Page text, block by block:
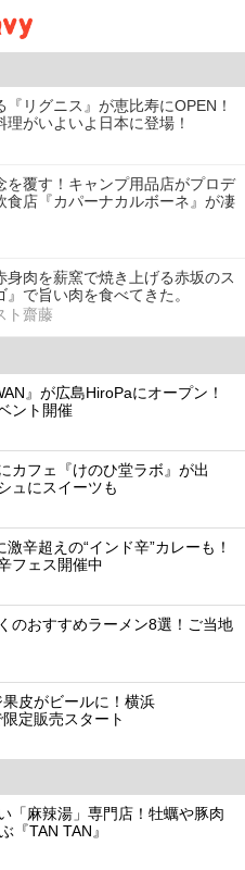
リグニス』が恵比寿にOPEN！
がいよいよ日本に登場！
を覆す！キャンプ用品店がプロデ
食店『カパーナカルボーネ』が凄
身肉を薪窯で焼き上げる赤坂のス
で旨い肉を食べてきた。
ト齋藤
』が広島HiroPaにオープン！
ント開催
カフェ『けのひ堂ラボ』が出
ュにスイーツも
辛超えの“インド辛”カレーも！
フェス開催中
のおすすめラーメン8選！ご当地
皮がビールに！横浜
定販売スタート
「麻辣湯」専門店！牡蠣や豚肉
『TAN TAN』